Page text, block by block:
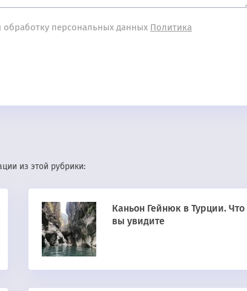
персональных данных Политика
из этой рубрики:
Каньон Гейнюк в Турции. Что
вы увидите